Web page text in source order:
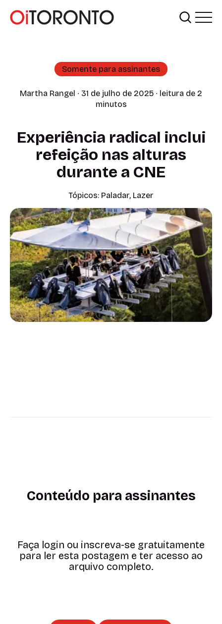
Somente para assinantes
Martha Rangel ∙ 31 de julho de 2025 ∙ leitura de 2
minutos
Experiência radical inclui
refeição nas alturas
durante a CNE
Tópicos: Paladar, Lazer
Conteúdo para assinantes
Faça login ou inscreva-se gratuitamente
para ler esta postagem e ter acesso ao
arquivo completo.